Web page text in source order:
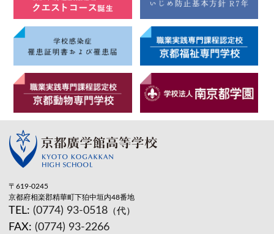
〒619-0245
京都府相楽郡精華町下狛中垣内48番地
TEL: (0774) 93-0518 （代）
FAX: (0774) 93-2266